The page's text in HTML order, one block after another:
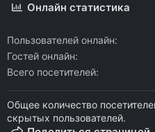
Онлайн статистика
Пользователей онлайн
Гостей онлайн
Всего посетителей
Общее количество
скрытых пользователей.